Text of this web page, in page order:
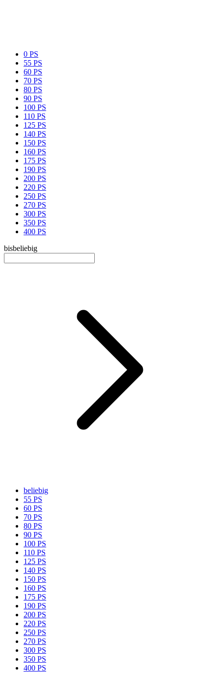
0 PS
55 PS
60 PS
70 PS
80 PS
90 PS
100 PS
110 PS
125 PS
140 PS
150 PS
160 PS
175 PS
190 PS
200 PS
220 PS
250 PS
270 PS
300 PS
350 PS
400 PS
bisbeliebig
beliebig
55 PS
60 PS
70 PS
80 PS
90 PS
100 PS
110 PS
125 PS
140 PS
150 PS
160 PS
175 PS
190 PS
200 PS
220 PS
250 PS
270 PS
300 PS
350 PS
400 PS